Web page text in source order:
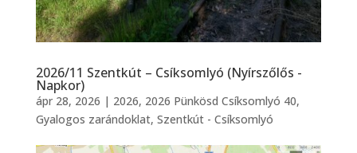
2026/11 Szentkút – Csíksomlyó (Nyírszőlős -
Napkor)
ápr 28, 2026 | 2026, 2026 Pünkösd Csíksomlyó 40,
Gyalogos zarándoklat, Szentkút - Csíksomlyó